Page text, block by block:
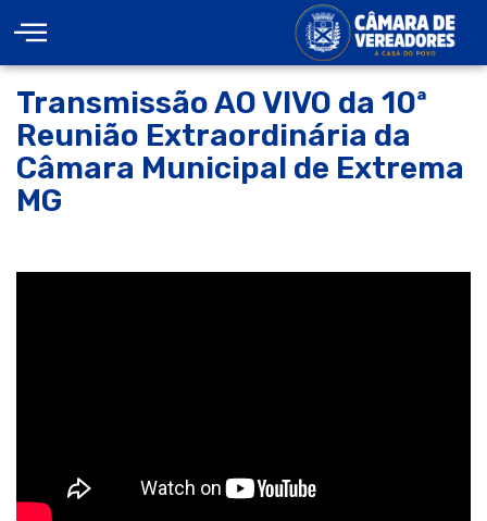
Transmissão AO VIVO da 10ª
Reunião Extraordinária da
Câmara Municipal de Extrema
MG